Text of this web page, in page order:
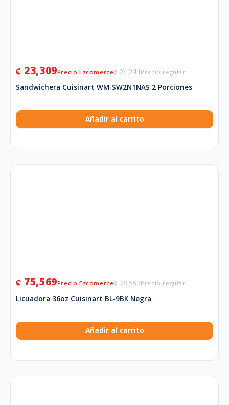
₡24,241
₡ 23,309
Sandwichera Cuisinart WM-SW2N1NAS 2 Porciones
Añadir al carrito
₡78,592
₡ 75,569
Licuadora 36oz Cuisinart BL-9BK Negra
Añadir al carrito